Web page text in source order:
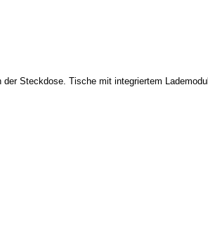
Steckdose. Tische mit integriertem Lademodul